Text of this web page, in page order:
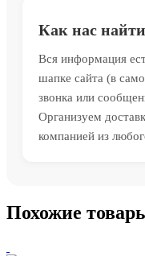
Как нас найти
Вся информация
шапке сайта (в
звонка или
Организуем
компанией из
Похожие